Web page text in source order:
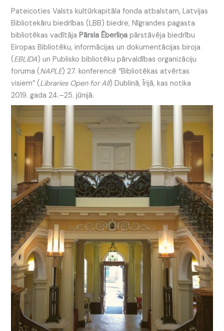
Pateicoties Valsts kultūrkapitāla fonda atbalstam, Latvijas
Bibliotekāru biedrības (LBB) biedre, Nīgrandes pagasta
bibliotēkas vadītājaPārsla Ēberliņapārstāvēja biedrību
Eiropas Bibliotēku, informācijas un dokumentācijas biroja
(EBLIDA) un Publisko bibliotēku pārvaldības organizāciju
foruma (NAPLE) 27. konferencē “Bibliotēkas atvērtas
visiem” (Libraries Open for All) Dublinā, Īrijā, kas notika
2019. gada 24.–25. jūnijā.